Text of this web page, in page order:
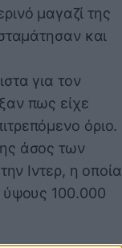
μαγαζί της
και
για τον
πως είχε
όριο.
άσος των
Ιντερ, η οποία
ύψους 100.000